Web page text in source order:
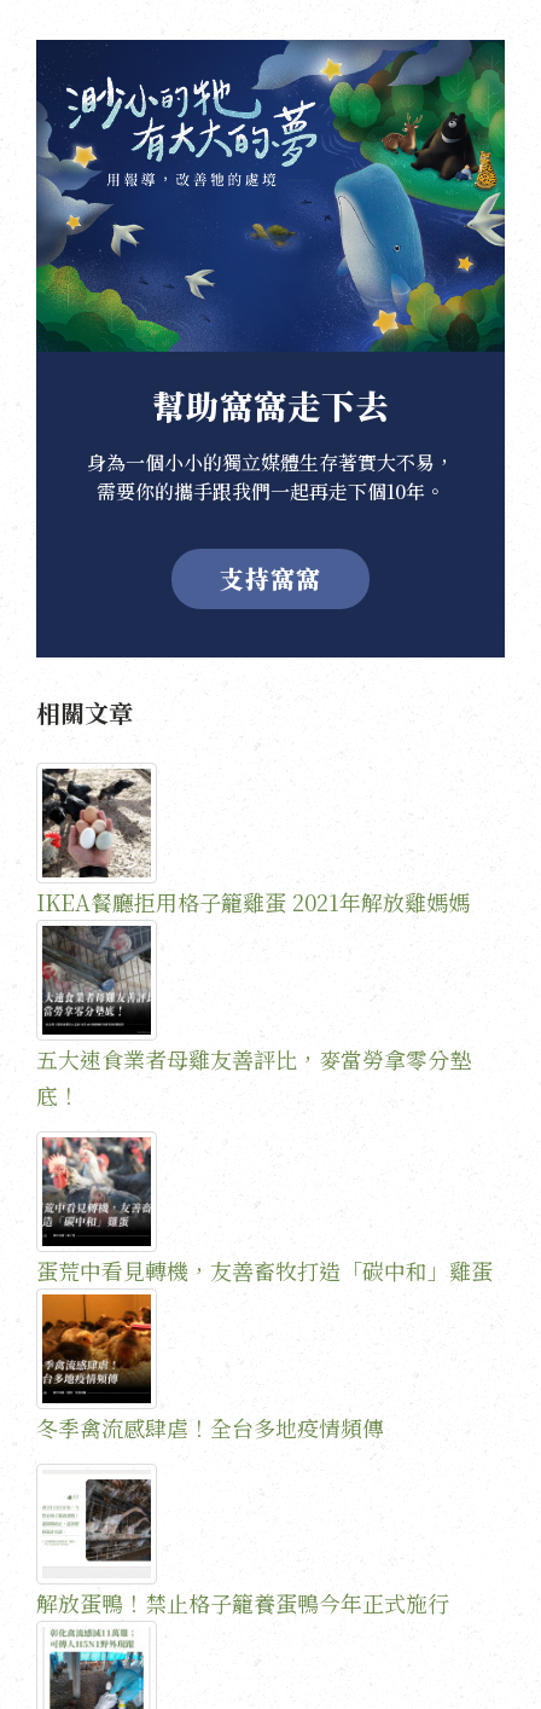
幫助窩窩走下去
身為一個小小的獨立媒體生存著實大不易，
需要你的攜手跟我們一起再走下個10年。
支持窩窩
相關文章
IKEA餐廳拒用格子籠雞蛋 2021年解放雞媽媽
五大速食業者母雞友善評比，麥當勞拿零分墊
底！
蛋荒中看見轉機，友善畜牧打造「碳中和」雞蛋
冬季禽流感肆虐！全台多地疫情頻傳
解放蛋鴨！禁止格子籠養蛋鴨今年正式施行